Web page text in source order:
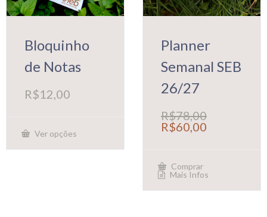
Bloquinho
de Notas
R$12,00
Ver opções
Este
produto
Planner
Semanal SEB
26/27
R$78,00
O
preço
era:
R$78,00.
R$60,00
R$60,00.
Comprar
Mais Infos